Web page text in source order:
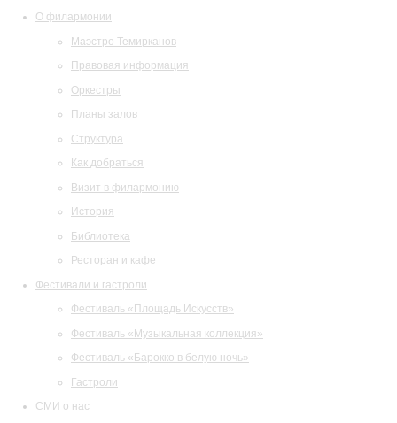
О филармонии
Маэстро Темирканов
Правовая информация
Оркестры
Планы залов
Структура
Как добраться
Визит в филармонию
История
Библиотека
Ресторан и кафе
Фестивали и гастроли
Фестиваль «Площадь Искусств»
Фестиваль «Музыкальная коллекция»
Фестиваль «Барокко в белую ночь»
Гастроли
СМИ о нас